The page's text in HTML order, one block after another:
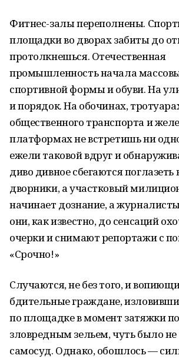
Фитнес-залы переполнены.
площадки во дворах забиты до
протолкнешься. Отечественная
промышленность начала
спортивной формы и обуви. На
и порядок. На обочинах,
общественного транспорта и
платформах не встретишь ни
ежели таковой вдруг и
диво дивное сбегаются поглазеть
дворники, а участковый
начинает дознание, а
они, как известно, до сенсаций
очерки и снимают репортажи с
«Срочно!»
Случаются, не без того, и
бдительные граждане,
по площадке в момент затяжки
зловредным зельем, чуть было
самосуд. Однако, обошлось —